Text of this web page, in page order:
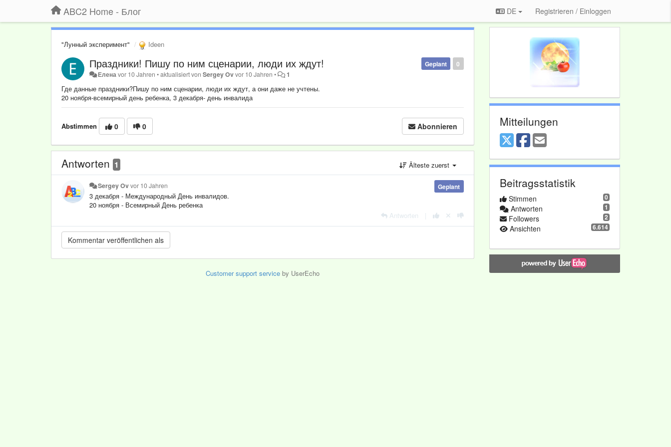
ABC2 Home - Блог DE Registrieren / Einloggen
"Лунный эксперимент" Ideen
0
Geplant
Праздники! Пишу по ним сценарии, люди их ждут!
Елена vor 10 Jahren •aktualisiert vonSergey Ovvor 10 Jahren • 1
Где данные праздники?Пишу по ним сценарии, люди их ждут, а они даже не учтены.
20 ноября-всемирный день ребенка, 3 декабря- день инвалида
Abstimmen 0 0 Abonnieren
Antworten 1 Älteste zuerst
Geplant
Sergey Ovvor 10 Jahren
3 декабря - Международный День инвалидов.
20 ноября - Всемирный День ребенка
Antworten
Customer support serviceby UserEcho
Mitteilungen
Beitragsstatistik
0
Stimmen
1
Antworten
2
Followers
6.614
Ansichten